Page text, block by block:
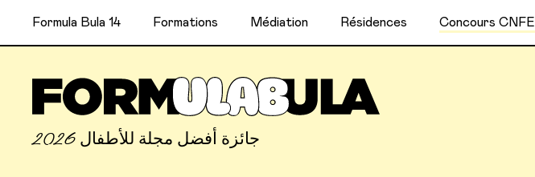
Formula Bula 14 Formations Médiation Résidences Concours CNFE
جائزة أفضل مجلة للأطفال 2026